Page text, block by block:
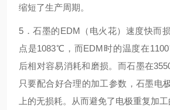
缩短了生产周期。
5．石墨的EDM（电火花）速度快而
点是1083℃，而EDM时的温度在
后相对容易消耗和磨损。而石墨在
只要配合好合理的加工参数，石墨电
上的无损耗。从而避免了电极重复加工